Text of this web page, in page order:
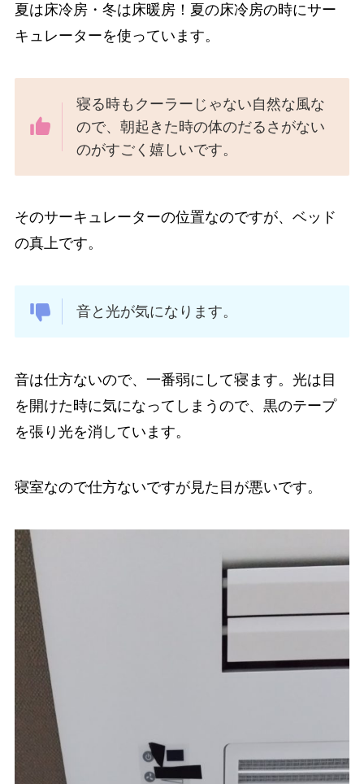
夏は床冷房・冬は床暖房！夏の床冷房の時にサー
キュレーターを使っています。
寝る時もクーラーじゃない自然な風な
ので、朝起きた時の体のだるさがない
のがすごく嬉しいです。
そのサーキュレーターの位置なのですが、ベッド
の真上です。
音と光が気になります。
音は仕方ないので、一番弱にして寝ます。光は目
を開けた時に気になってしまうので、黒のテープ
を張り光を消しています。
寝室なので仕方ないですが見た目が悪いです。